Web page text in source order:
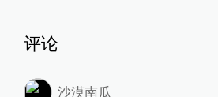
评论
沙漠南瓜